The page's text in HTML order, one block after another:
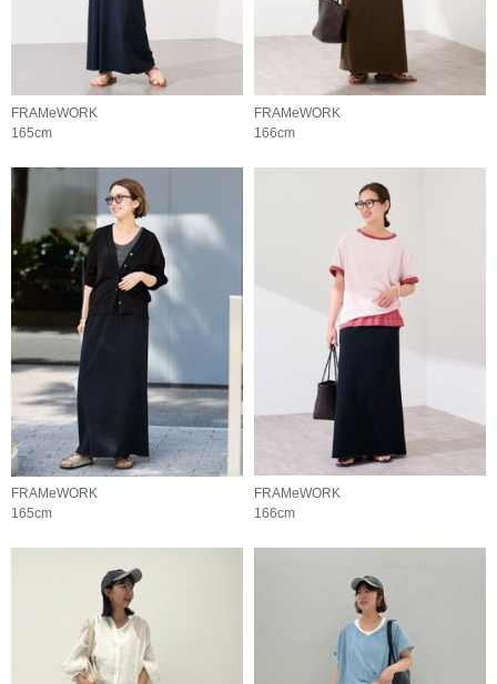
FRAMeWORK
165cm
FRAMeWORK
166cm
FRAMeWORK
165cm
FRAMeWORK
166cm